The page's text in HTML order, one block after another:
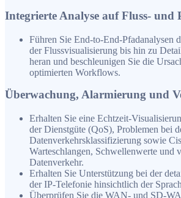
Integrierte Analyse auf Fluss- und
Führen Sie End-to-End-Pfadanalysen
der Flussvisualisierung bis hin zu
heran und beschleunigen Sie die
optimierten Workflows.
Überwachung, Alarmierung und
Erhalten Sie eine Echtzeit-
der Dienstgüte (QoS), Problemen bei
Datenverkehrsklassifizierung sowie
Warteschlangen, Schwellenwerte und
Datenverkehr.
Erhalten Sie Unterstützung bei der
der IP-Telefonie hinsichtlich der
Überprüfen Sie die WAN- und SD-